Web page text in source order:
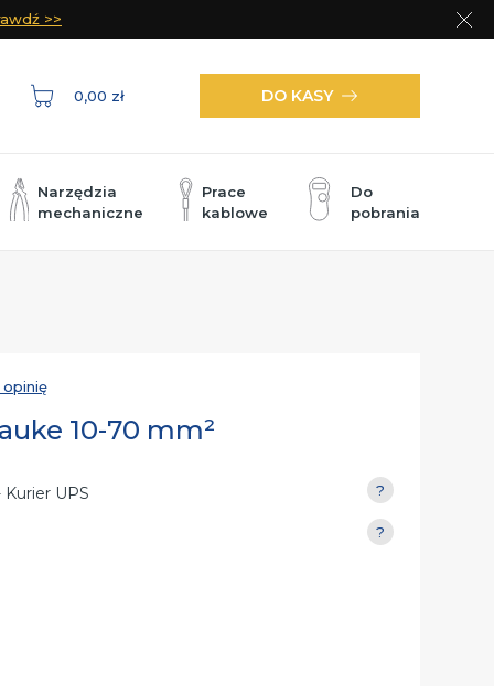
>>
0,00 zł DO KASY
Narzędzia
mechaniczne
Prace
kablowe
Do
pobrania
opinię
10-70 mm²
Kurier UPS